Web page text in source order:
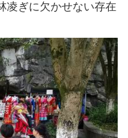
凌ぎに欠かせない存在